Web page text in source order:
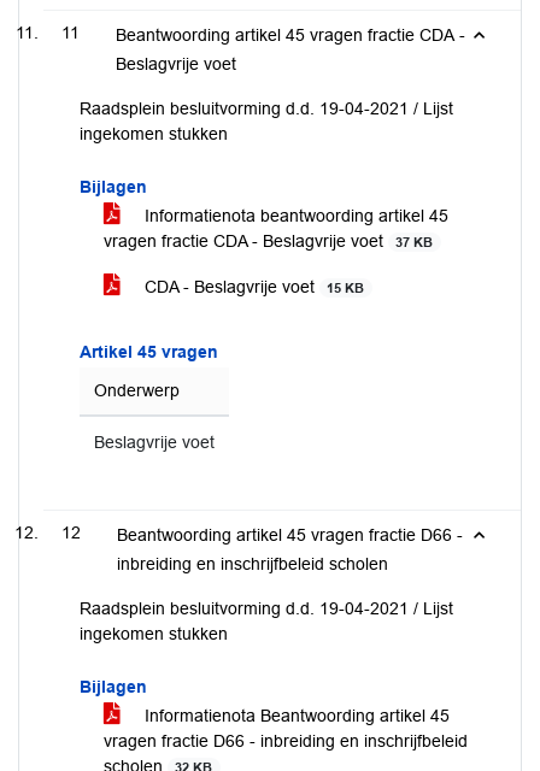
11
Beantwoording artikel 45 vragen fractie CDA -
Beslagvrije voet
Raadsplein besluitvorming d.d. 19-04-2021 / Lijst
ingekomen stukken
Bijlagen
Informatienota beantwoording artikel 45
vragen fractie CDA - Beslagvrije voet
37 KB
CDA - Beslagvrije voet 15 KB
Artikel 45 vragen
Onderwerp
Beslagvrije voet
12
Beantwoording artikel 45 vragen fractie D66 -
inbreiding en inschrijfbeleid scholen
Raadsplein besluitvorming d.d. 19-04-2021 / Lijst
ingekomen stukken
Bijlagen
Informatienota Beantwoording artikel 45
vragen fractie D66 - inbreiding en inschrijfbeleid
scholen
32 KB